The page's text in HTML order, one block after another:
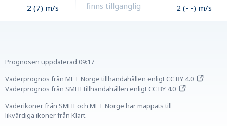
2 (7) m/s
finns tillgänglig
2 (- -) m/s
Prognosen uppdaterad 09:17
Väderprognos från MET Norge tillhandahållen enligtCC BY 4.0
Väderprognos från SMHI tillhandahållen enligtCC BY 4.0
Väderikoner från SMHI och MET Norge har mappats till
likvärdiga ikoner från Klart.